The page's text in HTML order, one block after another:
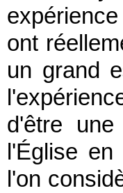
ont
un grand
d'être
l'Église
l'on